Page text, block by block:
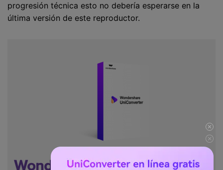
progresión técnica esto no debería esperarse en la
última versión de este reproductor.
Wondershare UniConverter -